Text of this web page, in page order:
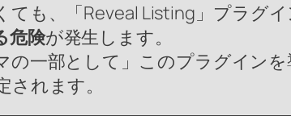
も、「Reveal Listing」プラグ
危険が発生します。
の一部として」このプラグイン
れます。